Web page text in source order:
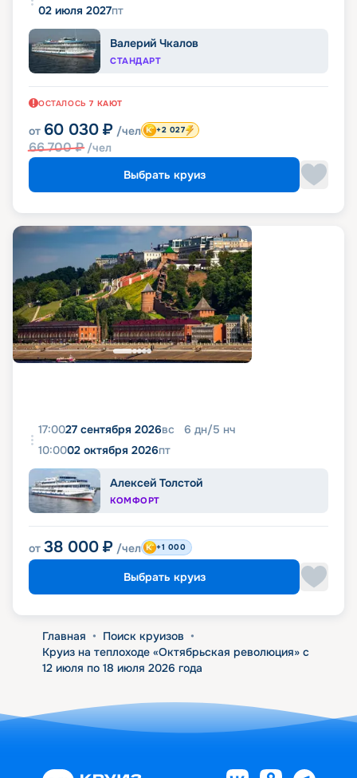
02 июля 2027пт
Валерий Чкалов
СТАНДАРТ
ОСТАЛОСЬ 7 КАЮТ
от 60 030 ₽ /чел
66 700₽ /чел
+2 027
Выбрать круиз
17:0027 сентября 2026вс 6 дн/5 нч
10:0002 октября 2026пт
Алексей Толстой
КОМФОРТ
от 38 000 ₽ /чел +1 000
Выбрать круиз
Главная • Поиск круизов •
Круиз на теплоходе «Октябрьская революция» с
12 июля по 18 июля 2026 года